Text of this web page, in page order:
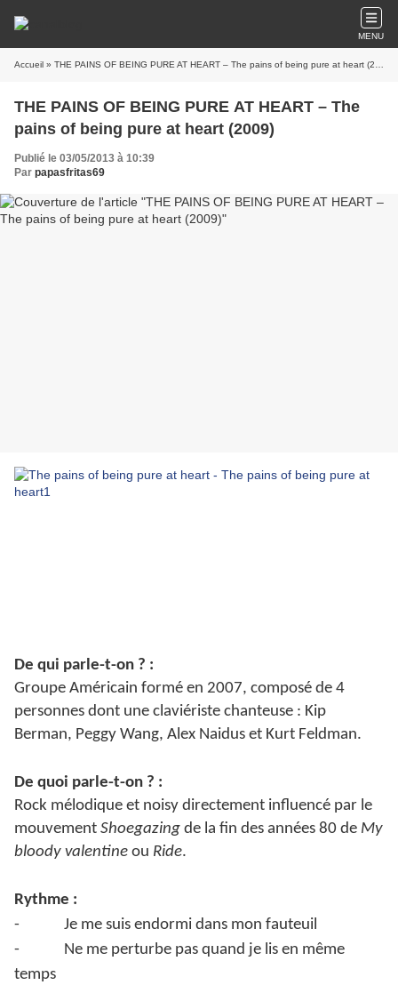
MENU
Accueil » THE PAINS OF BEING PURE AT HEART – The pains of being pure at heart (2009)
THE PAINS OF BEING PURE AT HEART – The
pains of being pure at heart (2009)
Publié le 03/05/2013 à 10:39
Par papasfritas69
De qui parle-t-on ? :
Groupe Américain formé en 2007, composé de 4
personnes dont une claviériste chanteuse : Kip
Berman, Peggy Wang, Alex Naidus et Kurt Feldman.
De quoi parle-t-on ? :
Rock mélodique et noisy directement influencé par le
mouvement Shoegazing de la fin des années 80 de My
bloody valentine ou Ride.
Rythme :
-
Je me suis endormi dans mon fauteuil
-
Ne me perturbe pas quand je lis en même
temps